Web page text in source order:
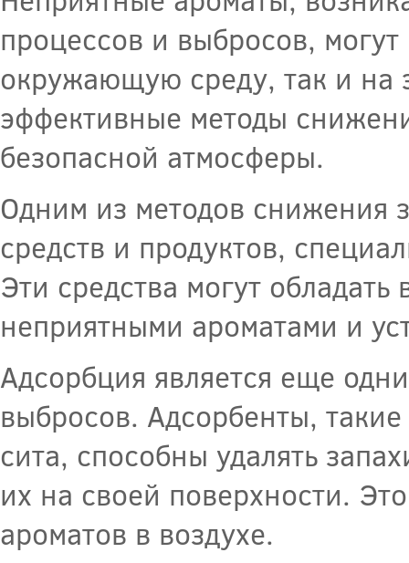
процессов и выбросов,
окружающую среду, так и на
эффективные методы
безопасной атмосферы.
Одним из методов снижения
средств и продуктов,
Эти средства могут
неприятными ароматами и
Адсорбция является еще
выбросов. Адсорбенты,
сита, способны удалять
их на своей поверхности.
ароматов в воздухе.